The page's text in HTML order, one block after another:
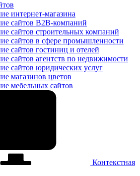
интернет-магазина
сайтов B2B-компаний
сайтов строительных компаний
сайтов в сфере промышленности
сайтов гостиниц и отелей
сайтов агентств по недвижимости
сайтов юридических услуг
магазинов цветов
мебельных сайтов
Контекстная